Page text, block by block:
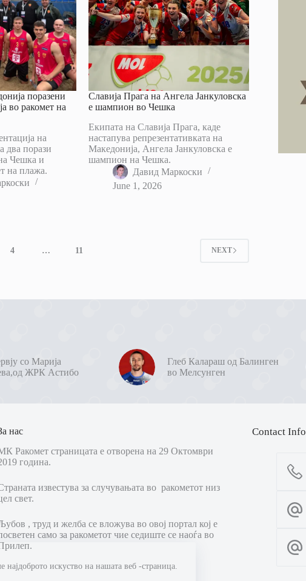
најдоброто искуство на нашата веб -страница.
поразени
во ракомет на
на
два порази
Чешка и
на плажа.
Славија Прага на Ангела Јанкуловска
е шампион во Чешка
Екипата на Славија Прага, каде
настапува репрезентативката на
Македонија, Ангела Јанкуловска е
шампион на Чешка.
Давид Маркоски
June 1, 2026
4 … 11 NEXT
со Марија
ЖРК Астибо
Глеб Калараш од Балинген
во Мелсунген
нас
Ракомет страницата е отворена на 29 Октомври
година.
известува за случувањата во ракометот низ
свет.
, труд и желба се вложува во овој портал кој е
само за ракометот чие седиште се наоѓа во
Contact Info